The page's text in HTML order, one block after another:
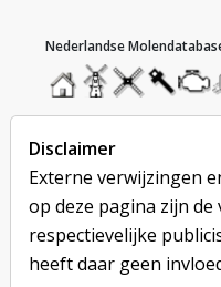
homemolendatabase
Disclaimer
Externe verwijzingen
op deze pagina zijn
respectievelijke
heeft daar geen